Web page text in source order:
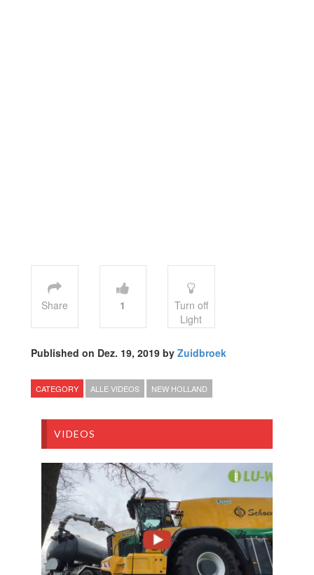
Share 1
Turn off
Light
Published on Dez. 19, 2019 by Zuidbroek
CATEGORY ALLE VIDEOS NEW HOLLAND
VIDEOS